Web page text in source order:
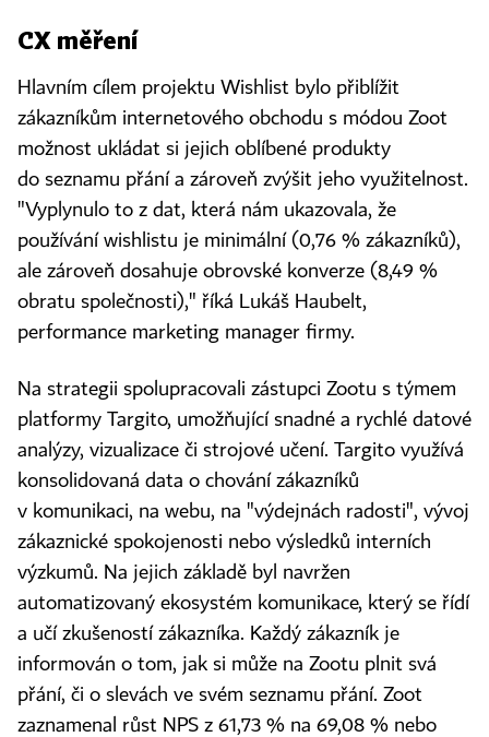
CX měření
Hlavním cílem projektu Wishlist bylo přiblížit
zákazníkům internetového obchodu s módou Zoot
možnost ukládat si jejich oblíbené produkty
do seznamu přání a zároveň zvýšit jeho využitelnost.
"Vyplynulo to z dat, která nám ukazovala, že
používání wishlistu je minimální (0,76 % zákazníků),
ale zároveň dosahuje obrovské konverze (8,49 %
obratu společnosti)," říká Lukáš Haubelt,
performance marketing manager firmy.
Na strategii spolupracovali zástupci Zootu s týmem
platformy Targito, umožňující snadné a rychlé datové
analýzy, vizualizace či strojové učení. Targito využívá
konsolidovaná data o chování zákazníků
v komunikaci, na webu, na "výdejnách radosti", vývoj
zákaznické spokojenosti nebo výsledků interních
výzkumů. Na jejich základě byl navržen
automatizovaný ekosystém komunikace, který se řídí
a učí zkušeností zákazníka. Každý zákazník je
informován o tom, jak si může na Zootu plnit svá
přání, či o slevách ve svém seznamu přání. Zoot
zaznamenal růst NPS z 61,73 % na 69,08 % nebo